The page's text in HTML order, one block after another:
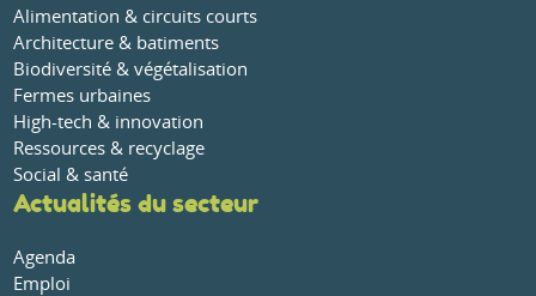
Alimentation & circuits courts
Architecture & batiments
Biodiversité & végétalisation
Fermes urbaines
High-tech & innovation
Ressources & recyclage
Social & santé
Actualités du secteur
Agenda
Emploi